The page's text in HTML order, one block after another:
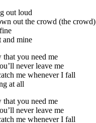
out loud
out the crowd (the crowd)
and mine
you need me
never leave me
me whenever I fall
at all
you need me
never leave me
me whenever I fall